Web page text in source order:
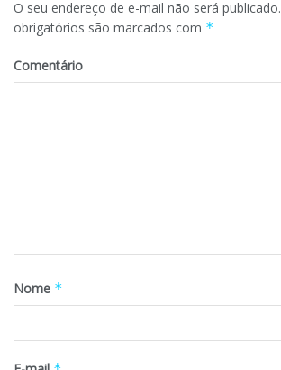
O seu endereço de e-mail não será publicado.
obrigatórios são marcados com *
Comentário
Nome *